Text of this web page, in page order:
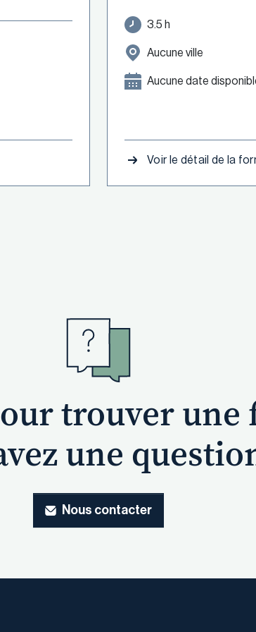
3.5 h
Aucune ville
Aucune date
Voir le détail de la
trouver
une
Nous contacter